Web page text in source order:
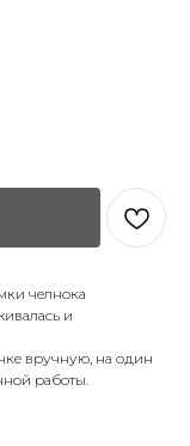
челнока
и
вручную, на один
работы.